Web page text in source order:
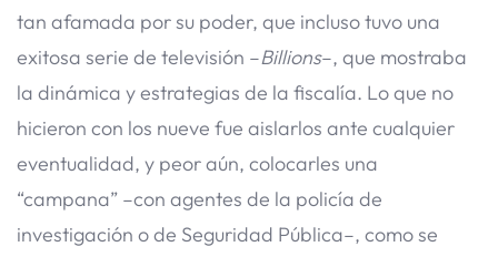
tan afamada por su poder, que incluso tuvo una
exitosa serie de televisión –Billions–, que mostraba
la dinámica y estrategias de la fiscalía. Lo que no
hicieron con los nueve fue aislarlos ante cualquier
eventualidad, y peor aún, colocarles una
“campana” –con agentes de la policía de
investigación o de Seguridad Pública–, como se